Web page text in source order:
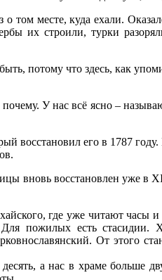
месте, куда ехали.
их строили, турки
потому что здесь, как
У нас всё ясно –
восстановил его в 1787
вновь восстановлен уже в
где уже читают часы и
пожилых есть стасидии.
От этого
а нас в храме больше